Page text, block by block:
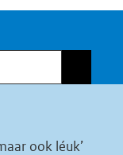
ook léuk’